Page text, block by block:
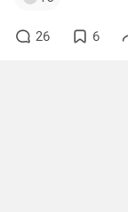
26 6